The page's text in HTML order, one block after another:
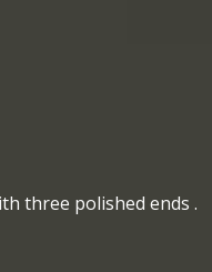
three polished ends .